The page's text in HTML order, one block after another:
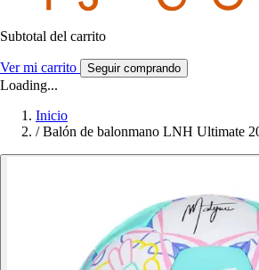
Subtotal del carrito
Ver mi carrito Seguir comprando
Loading...
Inicio
/ Balón de balonmano LNH Ultimate